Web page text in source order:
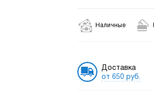
Наличные
Доставка
от 650 руб.